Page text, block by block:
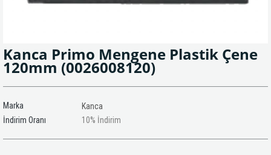
Kanca Primo Mengene Plastik Çene
120mm (0026008120)
Marka
Kanca
İndirim Oranı
%
10 İndirim